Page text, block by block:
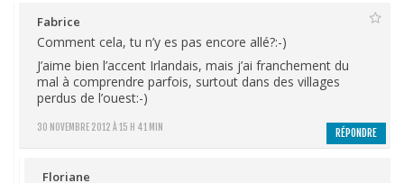
Fabrice
30 NOVEMBRE 2012 À 15 H 41 MIN
Comment cela, tu n’y es pas encore allé?:-)
J’aime bien l’accent Irlandais, mais j’ai franchement du
mal à comprendre parfois, surtout dans des villages
perdus de l’ouest:-)
RÉPONDRE
Floriane